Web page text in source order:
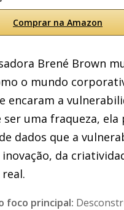
Comprar na Amazon
Brené Brown
o mundo
encaram a
ser uma fraqueza, ela
dados que a
da
foco principal: